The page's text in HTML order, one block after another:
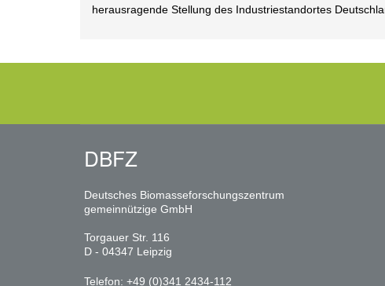
herausragende Stellung des Industriestandortes
DBFZ
Deutsches Biomasseforschungszentrum
gemeinnützige GmbH
Torgauer Str. 116
D - 04347 Leipzig
Telefon: +49 (0)341 2434-112